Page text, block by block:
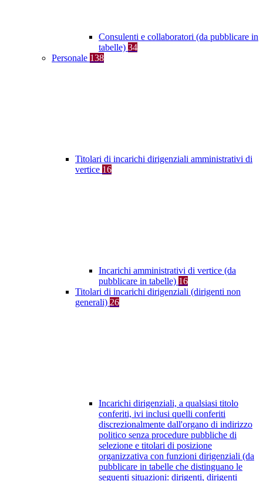
Consulenti e collaboratori (da pubblicare in
tabelle) 34
Personale 138
Titolari di incarichi dirigenziali amministrativi di
vertice 16
Incarichi amministrativi di vertice (da
pubblicare in tabelle) 16
Titolari di incarichi dirigenziali (dirigenti non
generali) 26
Incarichi dirigenziali, a qualsiasi titolo
conferiti, ivi inclusi quelli conferiti
discrezionalmente dall'organo di indirizzo
politico senza procedure pubbliche di
selezione e titolari di posizione
organizzativa con funzioni dirigenziali (da
pubblicare in tabelle che distinguano le
seguenti situazioni: dirigenti, dirigenti